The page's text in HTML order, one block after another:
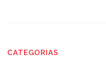
CATEGORIAS